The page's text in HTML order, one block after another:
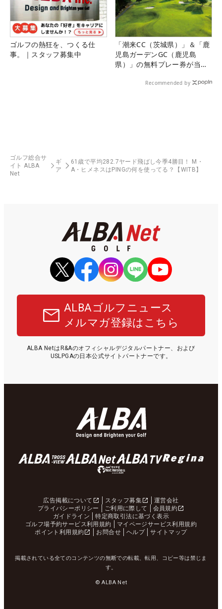
ゴルフの熱狂を、つくる仕
事。｜スタッフ募集中
「潮来CC（茨城県）」＆「鹿
児島ガーデンGC（鹿児島
県）」の無料プレー券が当た
Recommended by
ゴルフ総合サ
イト ALBA
Net
ギ
ア
61歳で平均282.7ヤード飛ばし今季4勝目！ M・
A・ヒメネスはPINGの何を使ってる？【WITB】
ALBAゴルフニュース
メルマガ登録はこちら
ALBA NetはR&Aのオフィシャルデジタルパートナー、および
USLPGAの日本公式サイトパートナーです。
広告掲載について スタッフ募集
運営会社
プライバシーポリシー
ご利用に際して
会員規約
ガイドライン
特定商取引法に基づく表示
ゴルフ場予約サービス利用規約
マイページサービス利用規約
ポイント利用規約
お問合せ ヘルプ サイトマップ
掲載されている全てのコンテンツの無断での転載、転用、コピー等は禁じま
す。
© ALBA Net